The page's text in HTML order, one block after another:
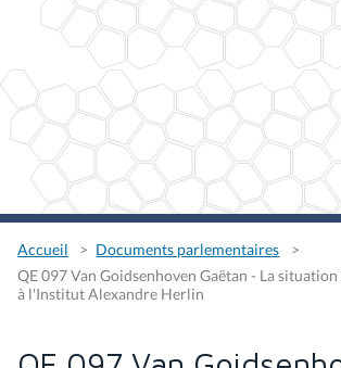
Accueil
Documents parlementaires
QE 097 Van Goidsenhoven Gaëtan - La
à l'Institut Alexandre Herlin